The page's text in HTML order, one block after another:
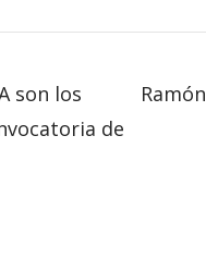
son los
de